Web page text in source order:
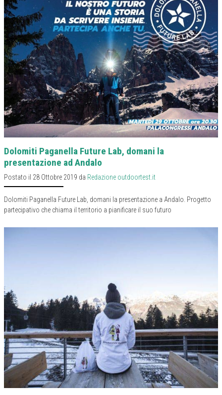
Dolomiti Paganella Future Lab, domani la
presentazione ad Andalo
Postato il 28 Ottobre 2019 da Redazione outdoortest.it
Dolomiti Paganella Future Lab, domani la presentazione a Andalo. Progetto
partecipativo che chiama il territorio a pianificare il suo futuro